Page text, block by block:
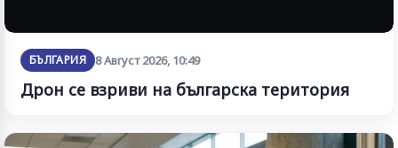
БЪЛГАРИЯ 8 Август 2026, 10:49
Дрон се взриви на българска територия